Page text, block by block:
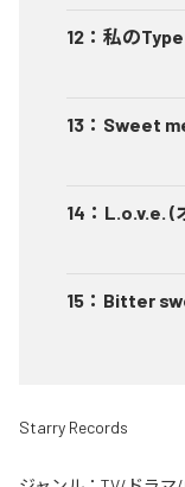
12 ： 私の
13 ： Sweet
14 ： L.o.v.e. (
15 ： Bitter
Starry Records